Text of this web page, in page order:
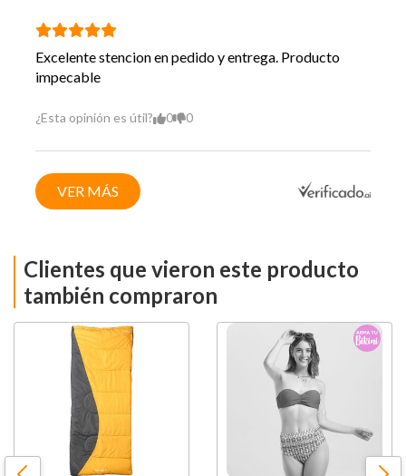
Excelente stencion en pedido y entrega. Producto
impecable
¿Esta opinión es útil? 0 0
VER MÁS
Clientes que vieron este producto
también compraron